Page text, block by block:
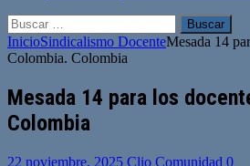
Buscar:
InicioSindicalismo DocenteMesada 14
Colombia. Colombia
Mesada 14 para los
Colombia
22 noviembre, 2025 Clio Comunidad 0